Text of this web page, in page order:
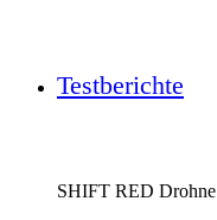
Testberichte
SHIFT RED Drohne